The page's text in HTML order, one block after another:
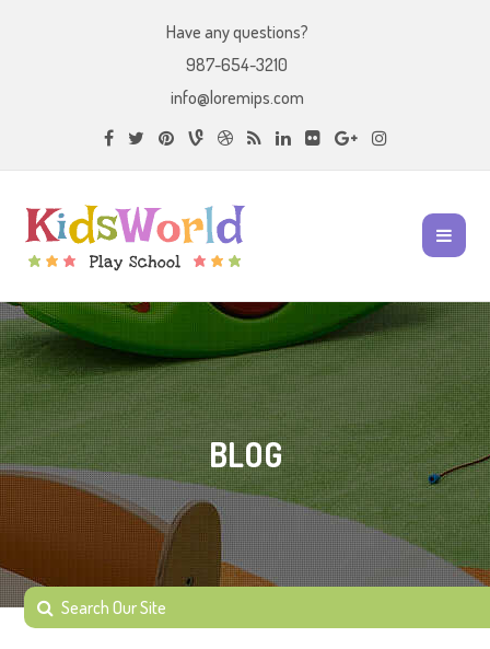
Have any questions?
987-654-3210
info@loremips.com
BLOG